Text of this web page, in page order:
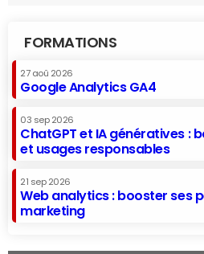
FORMATIONS
27 aoû 2026
Google Analytics GA4
03 sep 2026
ChatGPT et IA génératives :
et usages responsables
21 sep 2026
Web analytics : booster ses
marketing